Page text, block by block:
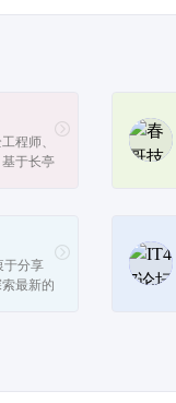
程师、
于长亭
于分享
最新的